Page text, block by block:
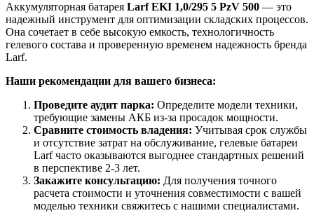
Аккумуляторная батарея Larf EKI 1,0/295 5 PzV 500 — это
надежный инструмент для оптимизации складских процессов.
Она сочетает в себе высокую емкость, технологичность
гелевого состава и проверенную временем надежность бренда
Larf.
Наши рекомендации для вашего бизнеса:
Проведите аудит парка: Определите модели техники,
требующие замены АКБ из-за просадок мощности.
Сравните стоимость владения: Учитывая срок службы
и отсутствие затрат на обслуживание, гелевые батареи
Larf часто оказываются выгоднее стандартных решений
в перспективе 2-3 лет.
Закажите консультацию: Для получения точного
расчета стоимости и уточнения совместимости с вашей
моделью техники свяжитесь с нашими специалистами.